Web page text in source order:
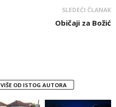
SLEDEĆI ČLANAK
Običaji za Božić
VIŠE OD ISTOG AUTORA